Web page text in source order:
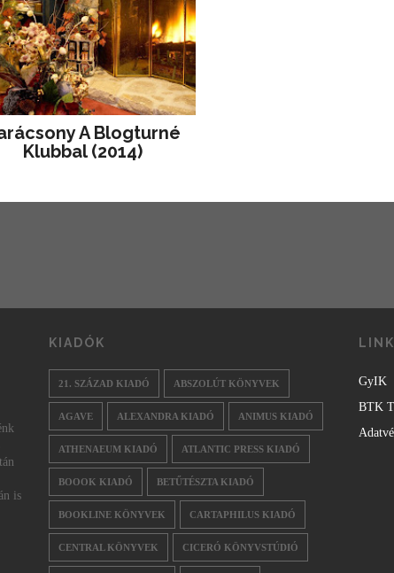
A Blogturné
Klubbal (2014)
is
KIADÓK
21. SZÁZAD KIADÓ ABSZOLÚT KÖNYVEK
AGAVE ALEXANDRA KIADÓ ANIMUS KIADÓ
ATHENAEUM KIADÓ ATLANTIC PRESS KIADÓ
BOOOK KIADÓ BETŰTÉSZTA KIADÓ
BOOKLINE KÖNYVEK CARTAPHILUS KIADÓ
CENTRAL KÖNYVEK CICERÓ KÖNYVSTÚDIÓ
GyIK
BTK